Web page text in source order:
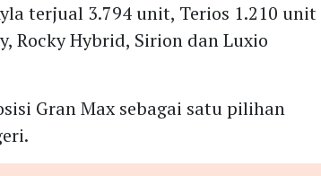
terjual 3.794 unit, Terios 1.210 unit
Rocky Hybrid, Sirion dan Luxio
Gran Max sebagai satu pilihan